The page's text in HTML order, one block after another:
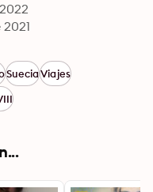
SueciaViajes